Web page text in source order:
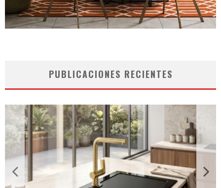
PUBLICACIONES RECIENTES